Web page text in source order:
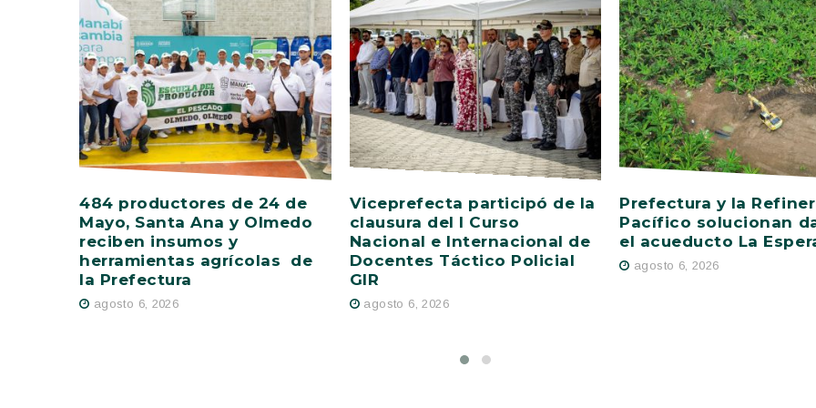
484 productores de 24 de
Mayo, Santa Ana y Olmedo
reciben insumos y
herramientas agrícolas de
la Prefectura
agosto 6, 2026
Viceprefecta participó de la
clausura del I Curso
Nacional e Internacional de
Docentes Táctico Policial
GIR
agosto 6, 2026
Prefectura y la
Pacífico solucionan
el acueducto La
agosto 6, 2026